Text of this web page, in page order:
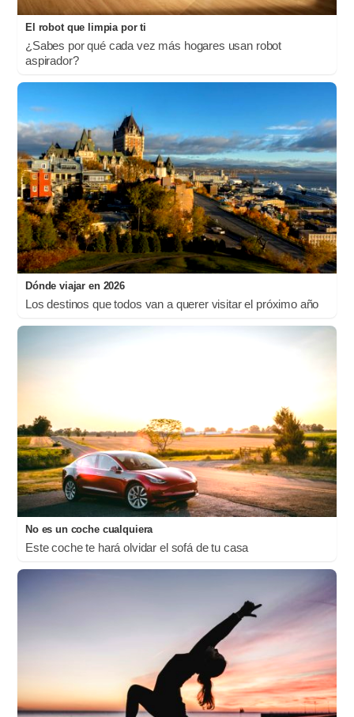
El robot que limpia por ti
¿Sabes por qué cada vez más hogares usan robot
aspirador?
Dónde viajar en 2026
Los destinos que todos van a querer visitar el próximo año
No es un coche cualquiera
Este coche te hará olvidar el sofá de tu casa